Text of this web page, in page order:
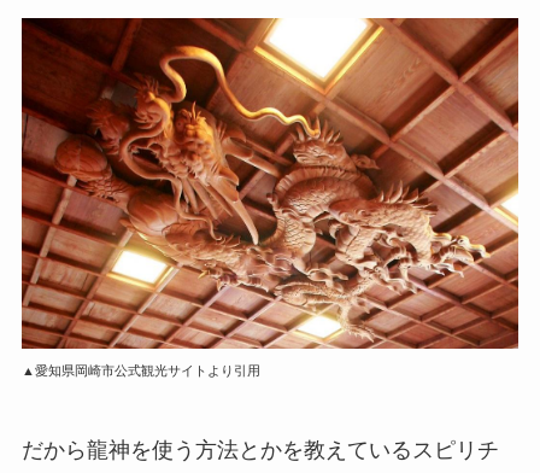
▲愛知県岡崎市公式観光サイトより引用
だから龍神を使う方法とかを教えているスピリチ